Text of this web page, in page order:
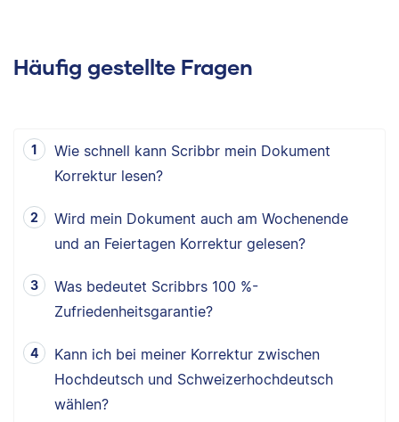
Häufig gestellte Fragen
Wie schnell kann Scribbr mein Dokument
Korrektur lesen?
Wird mein Dokument auch am Wochenende
und an Feiertagen Korrektur gelesen?
Was bedeutet Scribbrs 100 %-
Zufriedenheitsgarantie?
Kann ich bei meiner Korrektur zwischen
Hochdeutsch und Schweizerhochdeutsch
wählen?